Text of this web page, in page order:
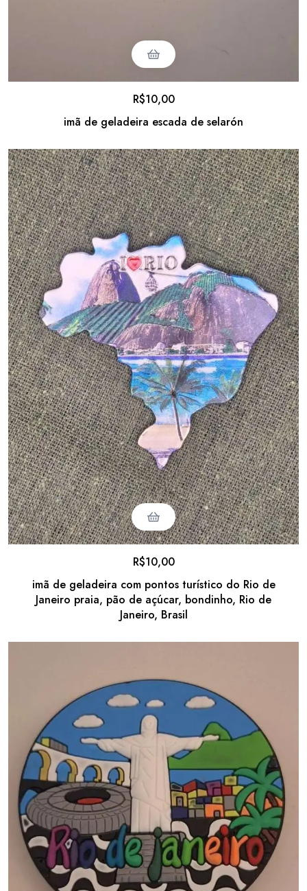
imã de geladeira escada de selarón
R$10,00
imã de geladeira com pontos turístico do Rio de
Janeiro praia, pão de açúcar, bondinho, Rio de
Janeiro, Brasil
R$10,00